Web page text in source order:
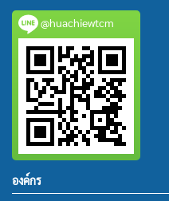
@huachiewtcm
องค์กร